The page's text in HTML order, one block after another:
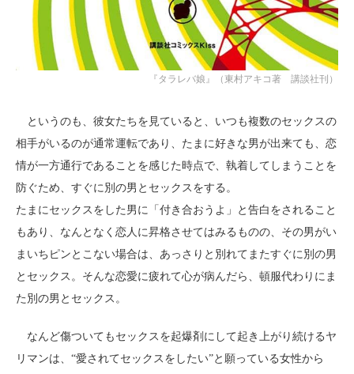
『タラレバ娘』（東村アキコ著 講談社刊）
というのも、彼女たちを見ていると、いつも複数のセックスの
相手がいるのが通常運転であり、たまに好きな男が出来ても、恋
情が一方通行であることを感じた時点で、執着してしまうことを
防ぐため、すぐに別の男とセックスをする。
たまにセックスをした男に「付き合おうよ」と告白をされること
もあり、なんとなく恋人に昇格させてはみるものの、その男がい
まいちピンとこない場合は、あっさりと別れてまたすぐに別の男
とセックス。そんな恋愛に疲れて心が病んだら、頓服代わりにま
た別の男とセックス。
なんど傷ついてもセックスを起爆剤にして起き上がり続けるヤ
リマンは、“愛されてセックスをしたい”と願っている女性から